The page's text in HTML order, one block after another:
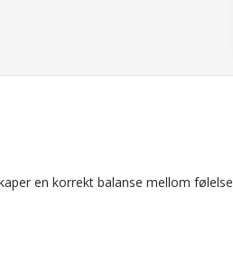
en korrekt balanse mellom følelse